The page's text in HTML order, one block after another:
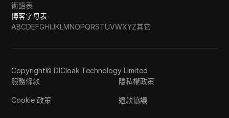
術語表
博客字母表
ABCDEFGHIJKLMNOPQRSTUVWXYZ其它
Copyright© DICloak Technology Limited
服務條款
隱私權政策
Cookie 政策 退款協議